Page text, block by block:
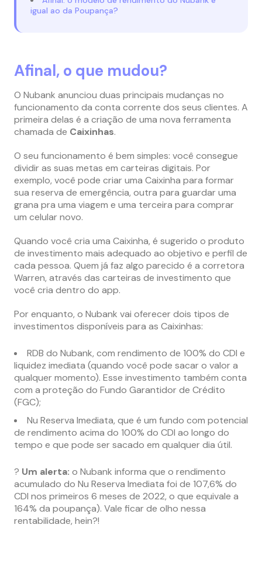
igual ao da Poupança?
Afinal, o que mudou?
O Nubank anunciou duas principais mudanças no
funcionamento da conta corrente dos seus clientes. A
primeira delas é a criação de uma nova ferramenta
chamada de Caixinhas.
O seu funcionamento é bem simples: você consegue
dividir as suas metas em carteiras digitais. Por
exemplo, você pode criar uma Caixinha para formar
sua reserva de emergência, outra para guardar uma
grana pra uma viagem e uma terceira para comprar
um celular novo.
Quando você cria uma Caixinha, é sugerido o produto
de investimento mais adequado ao objetivo e perfil de
cada pessoa. Quem já faz algo parecido é a corretora
Warren, através das carteiras de investimento que
você cria dentro do app.
Por enquanto, o Nubank vai oferecer dois tipos de
investimentos disponíveis para as Caixinhas:
RDB do Nubank, com rendimento de 100% do CDI e
liquidez imediata (quando você pode sacar o valor a
qualquer momento). Esse investimento também conta
com a proteção do Fundo Garantidor de Crédito
(FGC);
Nu Reserva Imediata, que é um fundo com potencial
de rendimento acima do 100% do CDI ao longo do
tempo e que pode ser sacado em qualquer dia útil.
? Um alerta: o Nubank informa que o rendimento
acumulado do Nu Reserva Imediata foi de 107,6% do
CDI nos primeiros 6 meses de 2022, o que equivale a
164% da poupança). Vale ficar de olho nessa
rentabilidade, hein?!